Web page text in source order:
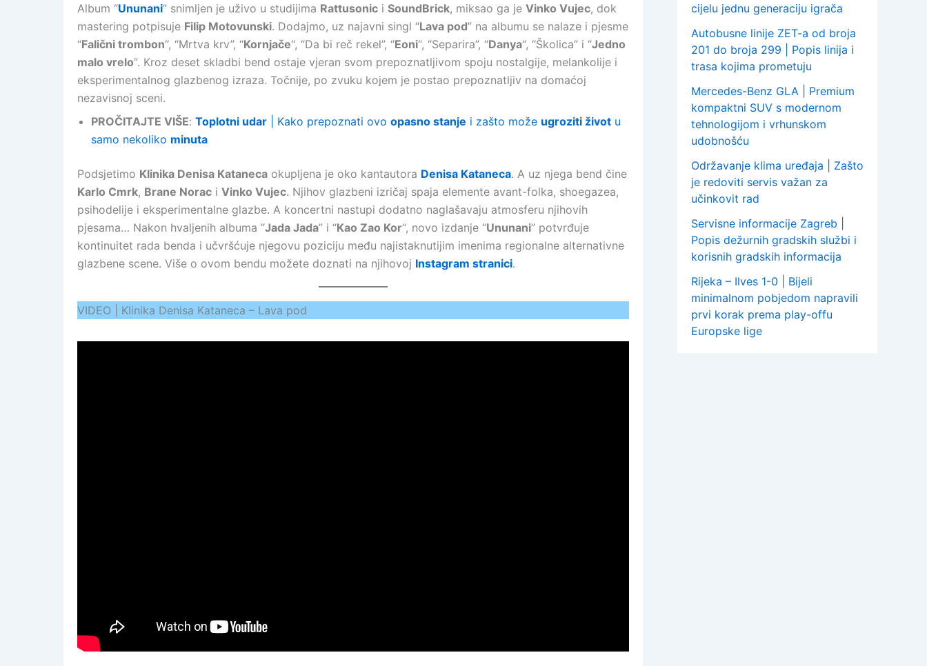
Album “Ununani” snimljen je uživo u studijima Rattusonic i SoundBrick, miksao ga je Vinko Vujec, dok
mastering potpisuje Filip Motovunski. Dodajmo, uz najavni singl “Lava pod” na albumu se nalaze i pjesme
“Falični trombon“, “Mrtva krv”, “Kornjače“, “Da bi reč rekel”, “Eoni“, “Separira”, “Danya“, “Školica” i “Jedno
malo vrelo“. Kroz deset skladbi bend ostaje vjeran svom prepoznatljivom spoju nostalgije, melankolije i
eksperimentalnog glazbenog izraza. Točnije, po zvuku kojem je postao prepoznatljiv na domaćoj
nezavisnoj sceni.
PROČITAJTE VIŠE: Toplotni udar | Kako prepoznati ovo opasno stanje i zašto može ugroziti život u
samo nekoliko minuta
Podsjetimo Klinika Denisa Kataneca okupljena je oko kantautora Denisa Kataneca. A uz njega bend čine
Karlo Cmrk, Brane Norac i Vinko Vujec. Njihov glazbeni izričaj spaja elemente avant-folka, shoegazea,
psihodelije i eksperimentalne glazbe. A koncertni nastupi dodatno naglašavaju atmosferu njihovih
pjesama… Nakon hvaljenih albuma “Jada Jada” i “Kao Zao Kor“, novo izdanje “Ununani” potvrđuje
kontinuitet rada benda i učvršćuje njegovu poziciju među najistaknutijim imenima regionalne alternativne
glazbene scene. Više o ovom bendu možete doznati na njihovoj Instagram stranici.
VIDEO | Klinika Denisa Kataneca – Lava pod
cijelu jednu generaciju igrača
Autobusne linije ZET-a od broja
201 do broja 299 | Popis linija i
trasa kojima prometuju
Mercedes-Benz GLA | Premium
kompaktni SUV s modernom
tehnologijom i vrhunskom
udobnošću
Održavanje klima uređaja | Zašto
je redoviti servis važan za
učinkovit rad
Servisne informacije Zagreb |
Popis dežurnih gradskih službi i
korisnih gradskih informacija
Rijeka – Ilves 1-0 | Bijeli
minimalnom pobjedom napravili
prvi korak prema play-offu
Europske lige